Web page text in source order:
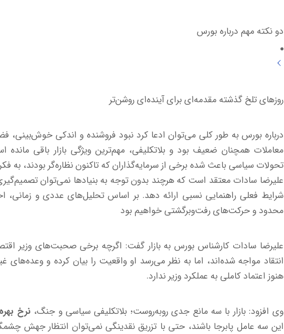
دو نکته مهم درباره بورس
روزهای تلخ گذشته مقدمه‌ای برای آینده‌ای روشن‌تر
درباره بورس به طور کلی می‌توان ادعا کرد نبود فروشنده و اندکی
معاملات همچنان ضعیف بود و بلاتکلیفی، مهم‌ترین ویژگی بازار باقی
تحولات سیاسی باعث شده برخی از سرمایه‌گذاران که تاکنون نظاره‌گر بودند، به
علیرضا سادات معتقد است که هرچند بدون توجه به بنیادها نمی‌توان
شرایط فعلی راهنمایی نسبی ارائه دهد. بر اساس تحلیل‌های عددی و زمانی،
محدود و حرکت‌های رفت‌وبرگشتی خواهیم بود
علیرضا سادات کارشناس بورس به بازار گفت: اگرچه برخی صحبت‌های وزیر
انتقاد مواجه شده‌اند، اما به نظر می‌رسد او واقعیت را بیان کرده و وعده‌های
هنوز اعتماد کاملی به عملکرد وزیر ندارد.
وی افزود: بازار با سه مانع جدی روبه‌روست؛ بلاتکلیفی سیاسی و جنگ، نرخ بهره
این سه عامل پابرجا باشند، حتی با تزریق نقدینگی نمی‌توان انتظار جهش